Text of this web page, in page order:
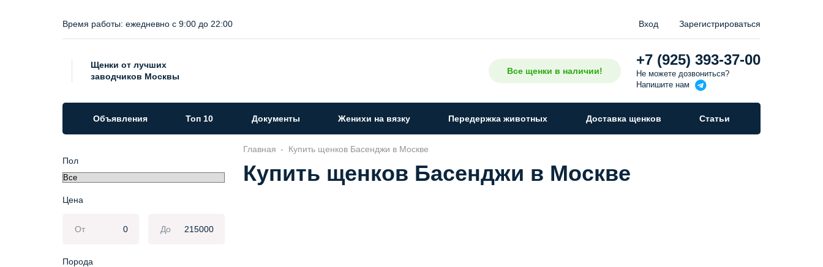
Время работы: ежедневно c 9:00 до 22:00 Вход Зарегистрироваться
Щенки от лучших
заводчиков Москвы
Все щенки в наличии!
+7 (925) 393-37-00
Не можете дозвониться?
Напишите нам
Объявления Топ 10 Документы Женихи на вязку Передержка животных Доставка щенков Статьи
Пол
Цена
От До
Порода
Главная Купить щенков Басенджи в Москве
Купить щенков Басенджи в Москве